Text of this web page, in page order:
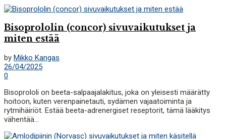
Bisoprololin (concor) sivuvaikutukset ja
miten estää
by Mikko Kangas
26/04/2025
0
Bisoprololi on beeta-salpaajalakitus, joka on yleisesti määrätty
hoitoon, kuten verenpainetauti, sydämen vajaatoiminta ja
rytmihäiriöt. Estää beeta-adrenergiset reseptorit, tämä lääkitys
vähentää...